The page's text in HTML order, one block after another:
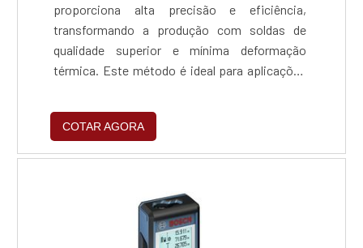
proporciona alta precisão e eficiência,
transformando a produção com soldas de
qualidade superior e mínima deformação
térmica. Este método é ideal para aplicações
aumentando a produtividade e promovendo
práticas sustentáveis, sendo uma escolha
estratégica para empresas que buscam
COTAR AGORA